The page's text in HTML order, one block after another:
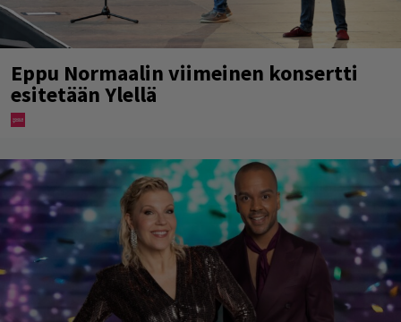
Eppu Normaalin viimeinen konsertti
esitetään Ylellä